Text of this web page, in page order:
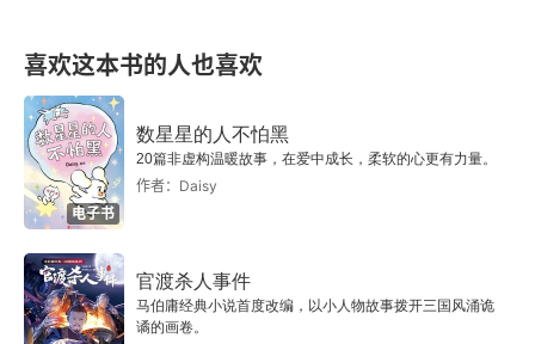
喜欢这本书的人也喜欢
电子书
数星星的人不怕黑
20篇非虚构温暖故事，在爱中成长，柔软的心更有力量。
作者：Daisy
官渡杀人事件
马伯庸经典小说首度改编，以小人物故事拨开三国风涌诡
谲的画卷。